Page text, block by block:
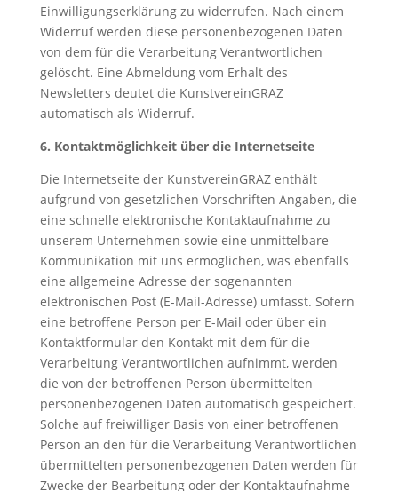
Einwilligungserklärung zu widerrufen. Nach einem
Widerruf werden diese personenbezogenen Daten
von dem für die Verarbeitung Verantwortlichen
gelöscht. Eine Abmeldung vom Erhalt des
Newsletters deutet die KunstvereinGRAZ
automatisch als Widerruf.
6. Kontaktmöglichkeit über die Internetseite
Die Internetseite der KunstvereinGRAZ enthält
aufgrund von gesetzlichen Vorschriften Angaben, die
eine schnelle elektronische Kontaktaufnahme zu
unserem Unternehmen sowie eine unmittelbare
Kommunikation mit uns ermöglichen, was ebenfalls
eine allgemeine Adresse der sogenannten
elektronischen Post (E-Mail-Adresse) umfasst. Sofern
eine betroffene Person per E-Mail oder über ein
Kontaktformular den Kontakt mit dem für die
Verarbeitung Verantwortlichen aufnimmt, werden
die von der betroffenen Person übermittelten
personenbezogenen Daten automatisch gespeichert.
Solche auf freiwilliger Basis von einer betroffenen
Person an den für die Verarbeitung Verantwortlichen
übermittelten personenbezogenen Daten werden für
Zwecke der Bearbeitung oder der Kontaktaufnahme